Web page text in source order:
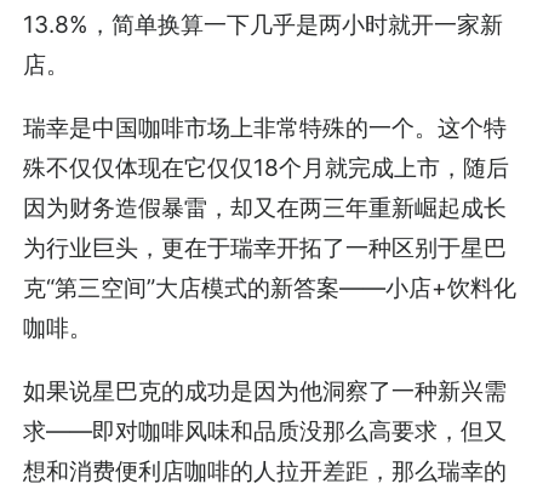
13.8%，简单换算一下几乎是两小时就开一家新
店。
瑞幸是中国咖啡市场上非常特殊的一个。这个特
殊不仅仅体现在它仅仅18个月就完成上市，随后
因为财务造假暴雷，却又在两三年重新崛起成长
为行业巨头，更在于瑞幸开拓了一种区别于星巴
克“第三空间”大店模式的新答案——小店+饮料化
咖啡。
如果说星巴克的成功是因为他洞察了一种新兴需
求——即对咖啡风味和品质没那么高要求，但又
想和消费便利店咖啡的人拉开差距，那么瑞幸的